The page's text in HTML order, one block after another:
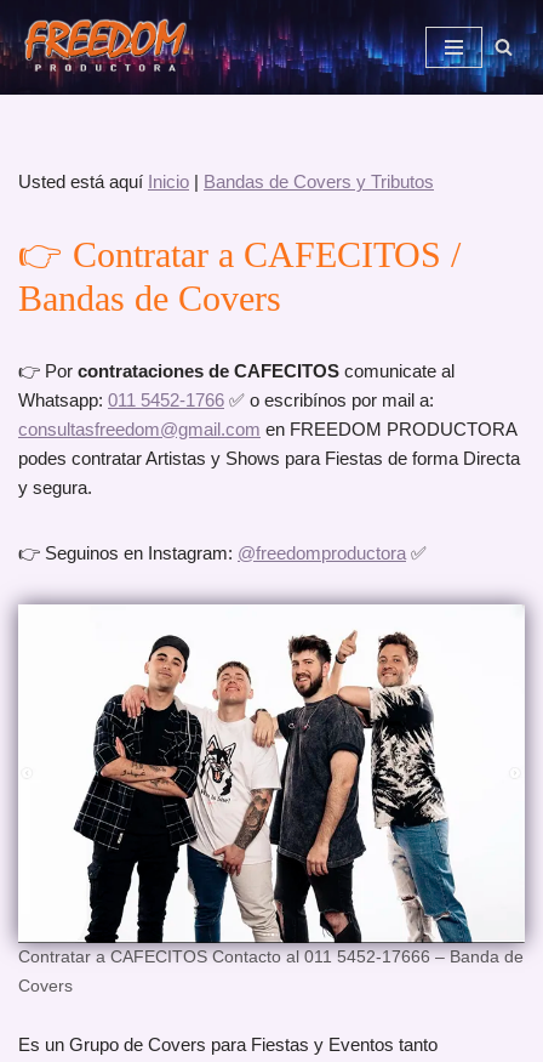
Saltar
al
Usted está aquí Inicio | Bandas de Covers y Tributos
👉 Contratar a CAFECITOS /
Bandas de Covers
👉 Por contrataciones de CAFECITOS comunicate al
Whatsapp: 011 5452-1766 ✅ o escribínos por mail a:
consultasfreedom@gmail.com en FREEDOM PRODUCTORA
podes contratar Artistas y Shows para Fiestas de forma Directa
y segura.
👉 Seguinos en Instagram: @freedomproductora ✅
Contratar a CAFECITOS Contacto al 011 5452-17666 – Banda de
Covers
Es un Grupo de Covers para Fiestas y Eventos tanto